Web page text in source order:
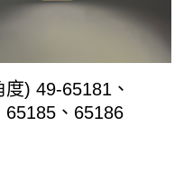
、
65185、65186